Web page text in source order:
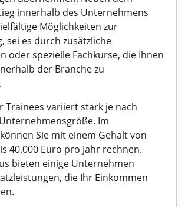
innerhalb des Unternehmens
Möglichkeiten zur
sei es durch zusätzliche
oder spezielle Fachkurse, die Ihnen
der Branche zu
Trainees variiert stark je nach
Im
Sie mit einem Gehalt von
40.000 Euro pro Jahr rechnen.
bieten einige Unternehmen
die Ihr Einkommen